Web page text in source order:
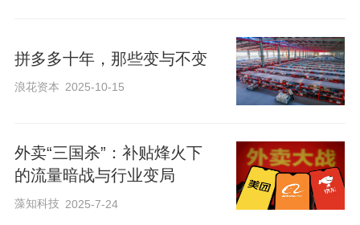
领跑，同时也成为今年首个销售额破千亿
元的房企；绿城中国以964.4亿元紧随其
后；中海地产以904亿元取代华润置地上升
小。
在杀入TOP10的房企中，央企占了四个席
拼多多十年，那些变与不变
浪花资本 2025-10-15
​外卖“三国杀”：补贴烽火下
的流量暗战与行业变局
藻知科技 2025-7-24